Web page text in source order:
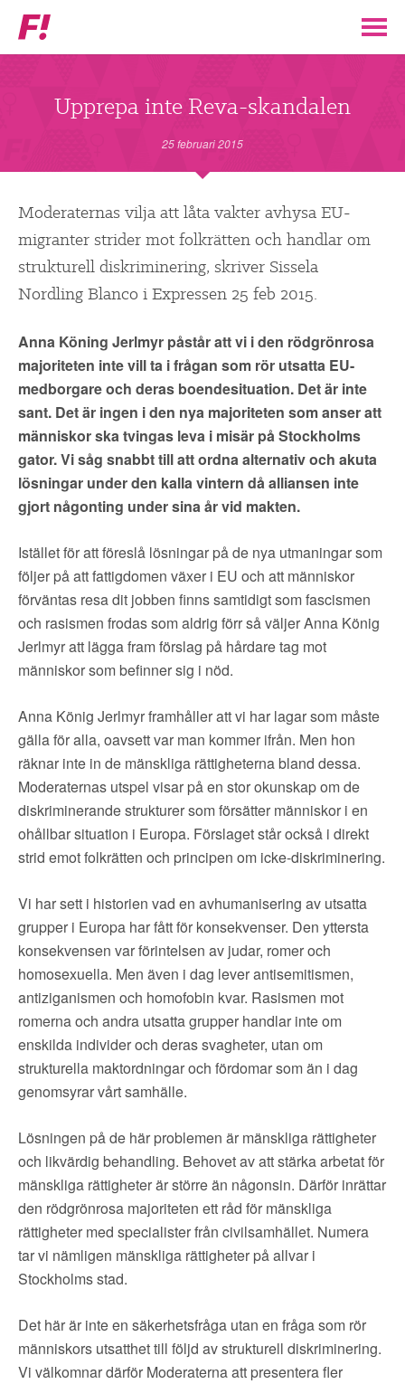
Feministiskt
initiativ
ENGAGERA DIG I F! ▼
ENAD RÖST
PARTILEDARE
OM FI ▼
FÖR MEDLEMMAR ▼
NYHETER
SÖK
Upprepa inte Reva-skandalen
25 februari 2015
Moderaternas vilja att låta vakter avhysa EU-
migranter strider mot folkrätten och handlar om
strukturell diskriminering, skriver Sissela
Nordling Blanco i Expressen 25 feb 2015.
Anna Köning Jerlmyr påstår att vi i den rödgrönrosa
majoriteten inte vill ta i frågan som rör utsatta EU-
medborgare och deras boendesituation. Det är inte
sant. Det är ingen i den nya majoriteten som anser att
människor ska tvingas leva i misär på Stockholms
gator. Vi såg snabbt till att ordna alternativ och akuta
lösningar under den kalla vintern då alliansen inte
gjort någonting under sina år vid makten.
Istället för att föreslå lösningar på de nya utmaningar som
följer på att fattigdomen växer i EU och att människor
förväntas resa dit jobben finns samtidigt som fascismen
och rasismen frodas som aldrig förr så väljer Anna König
Jerlmyr att lägga fram förslag på hårdare tag mot
människor som befinner sig i nöd.
Anna König Jerlmyr framhåller att vi har lagar som måste
gälla för alla, oavsett var man kommer ifrån. Men hon
räknar inte in de mänskliga rättigheterna bland dessa.
Moderaternas utspel visar på en stor okunskap om de
diskriminerande strukturer som försätter människor i en
ohållbar situation i Europa. Förslaget står också i direkt
strid emot folkrätten och principen om icke-diskriminering.
Vi har sett i historien vad en avhumanisering av utsatta
grupper i Europa har fått för konsekvenser. Den yttersta
konsekvensen var förintelsen av judar, romer och
homosexuella. Men även i dag lever antisemitismen,
antiziganismen och homofobin kvar. Rasismen mot
romerna och andra utsatta grupper handlar inte om
enskilda individer och deras svagheter, utan om
strukturella maktordningar och fördomar som än i dag
genomsyrar vårt samhälle.
Lösningen på de här problemen är mänskliga rättigheter
och likvärdig behandling. Behovet av att stärka arbetat för
mänskliga rättigheter är större än någonsin. Därför inrättar
den rödgrönrosa majoriteten ett råd för mänskliga
rättigheter med specialister från civilsamhället. Numera
tar vi nämligen mänskliga rättigheter på allvar i
Stockholms stad.
Det här är inte en säkerhetsfråga utan en fråga som rör
människors utsatthet till följd av strukturell diskriminering.
Vi välkomnar därför Moderaterna att presentera fler